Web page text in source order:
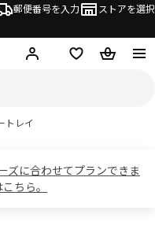
郵便番号を入力 ストアを選択
ログイン・新規入会
欲しいものリスト
カート
トレイ
ズに合わせてプランできま
ちら。